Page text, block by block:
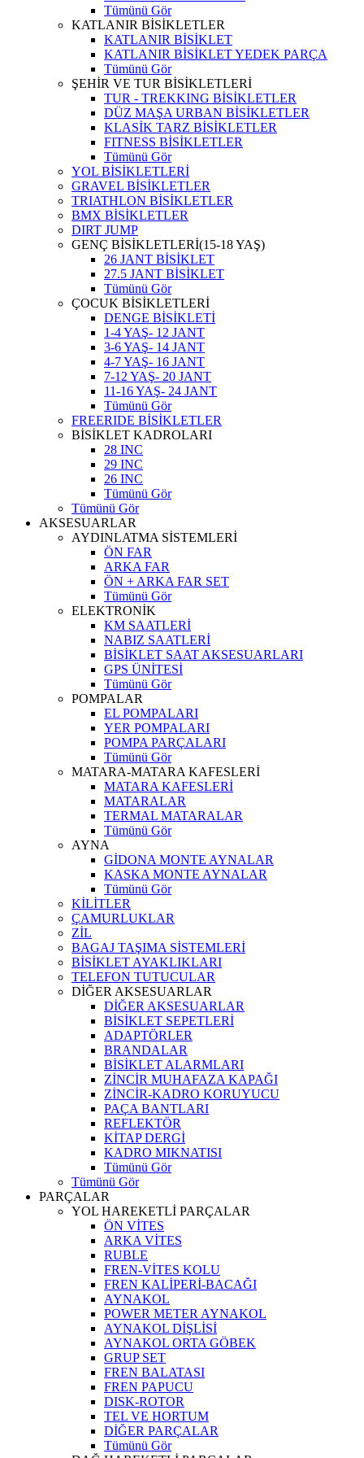
Tümünü Gör
KATLANIR BİSİKLETLER
KATLANIR BİSİKLET
KATLANIR BİSİKLET YEDEK PARÇA
Tümünü Gör
ŞEHİR VE TUR BİSİKLETLERİ
TUR - TREKKING BİSİKLETLER
DÜZ MAŞA URBAN BİSİKLETLER
KLASİK TARZ BİSİKLETLER
FITNESS BİSİKLETLER
Tümünü Gör
YOL BİSİKLETLERİ
GRAVEL BİSİKLETLER
TRIATHLON BİSİKLETLER
BMX BİSİKLETLER
DIRT JUMP
GENÇ BİSİKLETLERİ(15-18 YAŞ)
26 JANT BİSİKLET
27.5 JANT BİSİKLET
Tümünü Gör
ÇOCUK BİSİKLETLERİ
DENGE BİSİKLETİ
1-4 YAŞ- 12 JANT
3-6 YAŞ- 14 JANT
4-7 YAŞ- 16 JANT
7-12 YAŞ- 20 JANT
11-16 YAŞ- 24 JANT
Tümünü Gör
FREERIDE BİSİKLETLER
BİSİKLET KADROLARI
28 INC
29 INC
26 INC
Tümünü Gör
Tümünü Gör
AKSESUARLAR
AYDINLATMA SİSTEMLERİ
ÖN FAR
ARKA FAR
ÖN + ARKA FAR SET
Tümünü Gör
ELEKTRONİK
KM SAATLERİ
NABIZ SAATLERİ
BİSİKLET SAAT AKSESUARLARI
GPS ÜNİTESİ
Tümünü Gör
POMPALAR
EL POMPALARI
YER POMPALARI
POMPA PARÇALARI
Tümünü Gör
MATARA-MATARA KAFESLERİ
MATARA KAFESLERİ
MATARALAR
TERMAL MATARALAR
Tümünü Gör
AYNA
GİDONA MONTE AYNALAR
KASKA MONTE AYNALAR
Tümünü Gör
KİLİTLER
ÇAMURLUKLAR
ZİL
BAGAJ TAŞIMA SİSTEMLERİ
BİSİKLET AYAKLIKLARI
TELEFON TUTUCULAR
DİĞER AKSESUARLAR
DİĞER AKSESUARLAR
BİSİKLET SEPETLERİ
ADAPTÖRLER
BRANDALAR
BİSİKLET ALARMLARI
ZİNCİR MUHAFAZA KAPAĞI
ZİNCİR-KADRO KORUYUCU
PAÇA BANTLARI
REFLEKTÖR
KİTAP DERGİ
KADRO MIKNATISI
Tümünü Gör
Tümünü Gör
PARÇALAR
YOL HAREKETLİ PARÇALAR
ÖN VİTES
ARKA VİTES
RUBLE
FREN-VİTES KOLU
FREN KALİPERİ-BACAĞI
AYNAKOL
POWER METER AYNAKOL
AYNAKOL DİŞLİSİ
AYNAKOL ORTA GÖBEK
GRUP SET
FREN BALATASI
FREN PAPUCU
DISK-ROTOR
TEL VE HORTUM
DİĞER PARÇALAR
Tümünü Gör